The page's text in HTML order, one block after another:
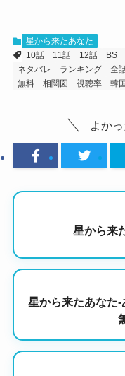
星から来たあなた
10話
11話 12話 BS
ネタバレ
ランキング 全
無料
相関図 視聴率 韓
よか
星から来
星から来たあなた